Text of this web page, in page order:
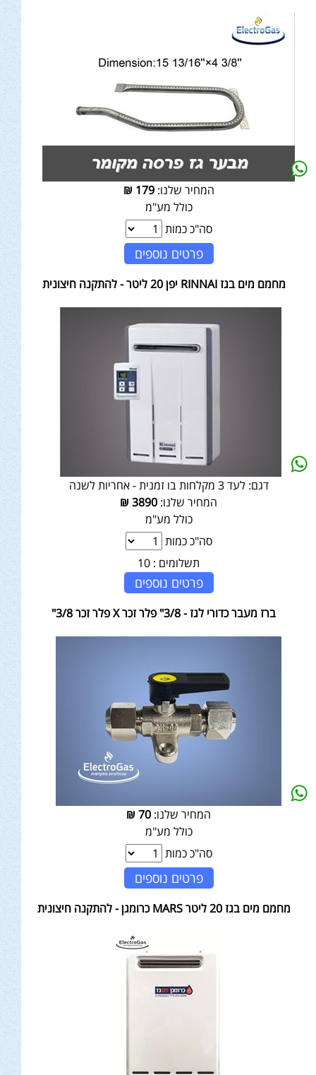
המחיר שלנו:179
₪
כולל מע"מ
סה"כ כמות
פרטים נוספים
מחמם מים בגז RINNAI יפן 20 ליטר - להתקנה חיצונית
דגם: לעד 3 מקלחות בו זמנית - אחריות לשנה
המחיר שלנו: 3890
₪
כולל מע"מ
סה"כ כמות
תשלומים : 10
פרטים נוספים
ברז מעבר כדורי לגז - 3/8" פלר זכר X פלר זכר 3/8"
המחיר שלנו: 70
₪
כולל מע"מ
סה"כ כמות
פרטים נוספים
מחמם מים בגז 20 ליטר MARS כרומגן - להתקנה חיצונית